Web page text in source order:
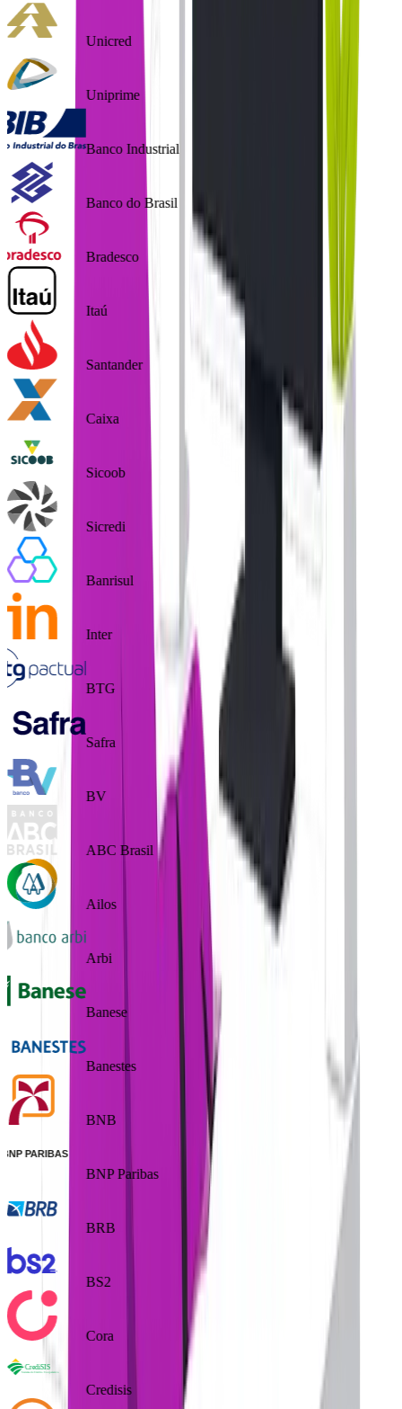
Unicred
Uniprime
Banco Industrial
Banco do Brasil
Bradesco
Itaú
Santander
Caixa
Sicoob
Sicredi
Banrisul
Inter
BTG
Safra
BV
ABC Brasil
Ailos
Arbi
Banese
Banestes
BNB
BNP Paribas
BRB
BS2
Cora
Credisis